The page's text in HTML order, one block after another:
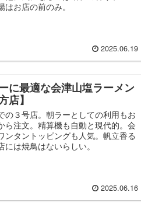
お店の前のみ。
2025.06.19
に最適な会津山塩ラーメン
店】
の３号店。朝ラーとしての利用もお
ら注文。精算機も自動と現代的。会
タントッピングも人気。帆立香る
は焼鳥はないらしい。
2025.06.16